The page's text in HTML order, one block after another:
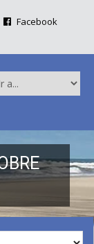
Facebook